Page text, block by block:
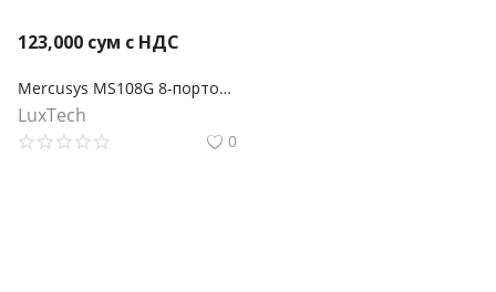
123,000 сум с НДС
Mercusys MS108G 8-портовый гигабитный настольный коммутатор
LuxTech
0